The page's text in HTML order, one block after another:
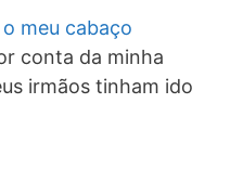
meu cabaço
conta da minha
irmãos tinham ido